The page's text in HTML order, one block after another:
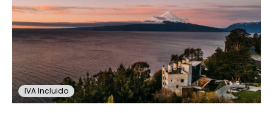
IVA Incluido